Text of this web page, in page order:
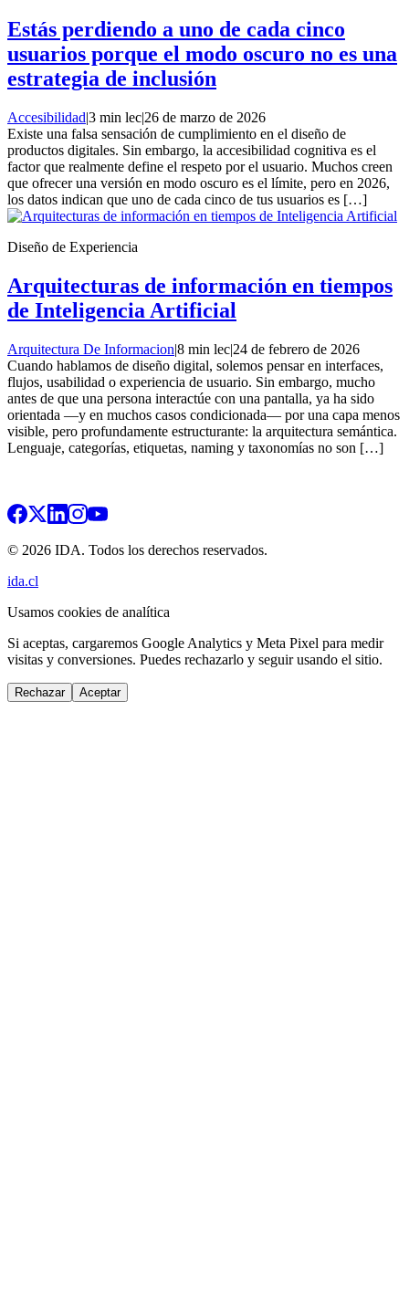
Estás perdiendo a uno de cada cinco
usuarios porque el modo oscuro no es una
estrategia de inclusión
Accesibilidad|3 min lec|26 de marzo de 2026
Existe una falsa sensación de cumplimiento en el diseño de
productos digitales. Sin embargo, la accesibilidad cognitiva es el
factor que realmente define el respeto por el usuario. Muchos creen
que ofrecer una versión en modo oscuro es el límite, pero en 2026,
los datos indican que uno de cada cinco de tus usuarios es […]
Diseño de Experiencia
Arquitecturas de información en tiempos
de Inteligencia Artificial
Arquitectura De Informacion|8 min lec|24 de febrero de 2026
Cuando hablamos de diseño digital, solemos pensar en interfaces,
flujos, usabilidad o experiencia de usuario. Sin embargo, mucho
antes de que una persona interactúe con una pantalla, ya ha sido
orientada —y en muchos casos condicionada— por una capa menos
visible, pero profundamente estructurante: la arquitectura semántica.
Lenguaje, categorías, etiquetas, naming y taxonomías no son […]
© 2026 IDA. Todos los derechos reservados.
ida.cl
Usamos cookies de analítica
Si aceptas, cargaremos Google Analytics y Meta Pixel para medir
visitas y conversiones. Puedes rechazarlo y seguir usando el sitio.
Rechazar Aceptar